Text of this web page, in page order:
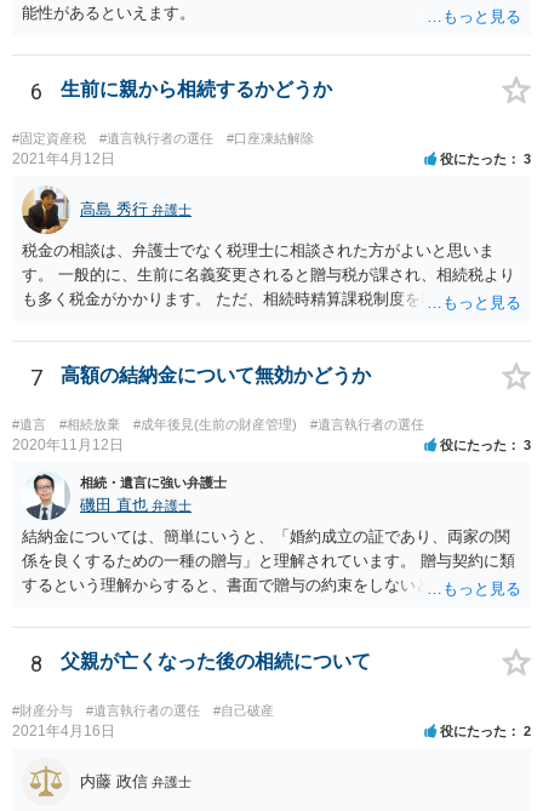
能性があるといえます。
6 生前に親から相続するかどうか
#固定資産税 #遺言執行者の選任 #口座凍結解除
2021年4月12日 役にたった 3
高島 秀行 弁護士
税金の相談は、弁護士でなく税理士に相談された方がよいと思いま
す。 一般的に、生前に名義変更されると贈与税が課され、相続税より
も多く税金がかかります。 ただ、相続時精算課税制度を取れば、実質
ういう場合にどれくらい税金がかかるか計算してもらって どういう方
針を取るか決められたらよいと思います。
7 高額の結納金について無効かどうか
#遺言 #相続放棄 #成年後見(生前の財産管理) #遺言執行者の選任
2020年11月12日 役にたった 3
相続・遺言に強い弁護士
磯田 直也 弁護士
結納金については、簡単にいうと、「婚約成立の証であり、両家の関
係を良くするための一種の贈与」と理解されています。 贈与契約に類
するという理解からすると、書面で贈与の約束をしないと相手方は支
ことは困難です。 くれぐれも今後お気をつけください。 弁護士に対応
を依頼されるのも悪くはありませんが、感情的な理由が強いと思いま
8 父親が亡くなった後の相続について
#財産分与 #遺言執行者の選任 #自己破産
2021年4月16日 役にたった 2
内藤 政信 弁護士